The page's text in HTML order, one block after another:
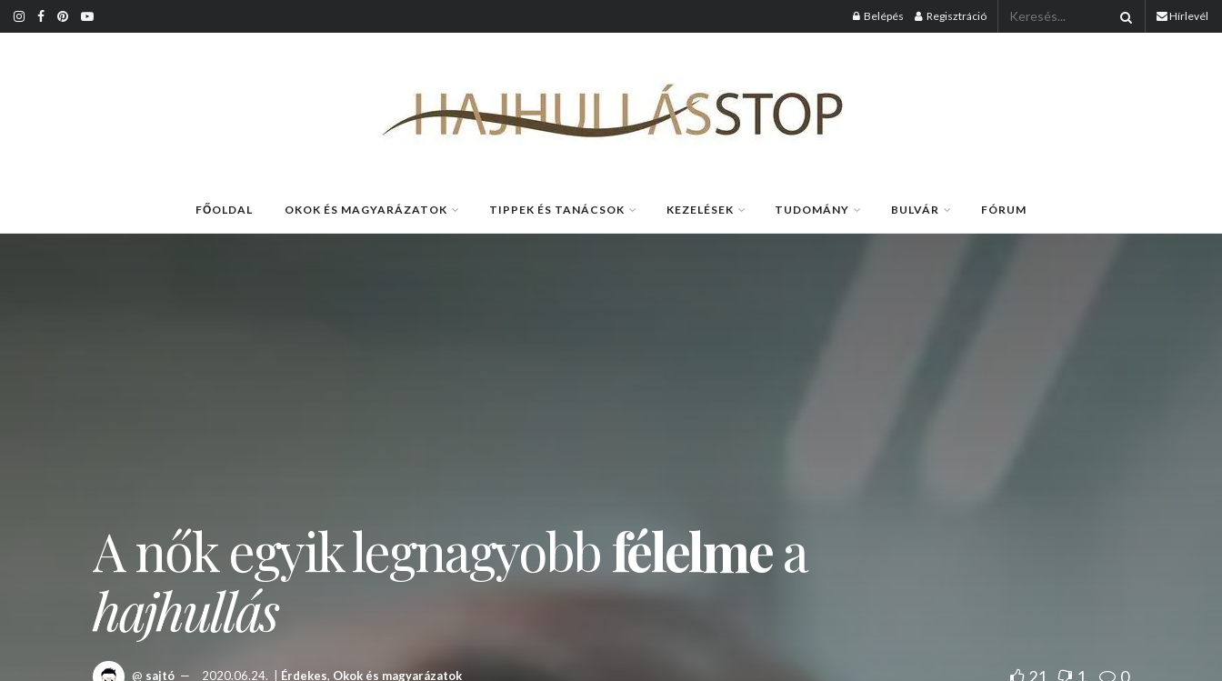
Belépés Regisztráció Hírlevél
FŐOLDAL OKOK ÉS MAGYARÁZATOK TIPPEK ÉS TANÁCSOK KEZELÉSEK TUDOMÁNY BULVÁR FÓRUM
A nők egyik legnagyobbfélelmea
hajhullás
@ sajtó 2020.06.24. Érdekes, Okok és magyarázatok 21 1 0